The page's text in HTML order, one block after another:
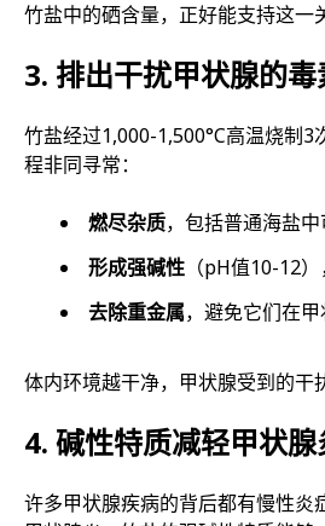
竹盐中的硒含量，正好能支持这一
3. 排出干扰甲状腺的毒
竹盐经过1,000-1,500°C高温烧制3
程非同寻常：
燃尽杂质，包括普通海盐
形成强碱性 （pH值10-12
去除重金属，避免它们在
体内环境越干净，甲状腺受到的干
4. 碱性特质减轻甲状
许多甲状腺疾病的背后都有慢性炎